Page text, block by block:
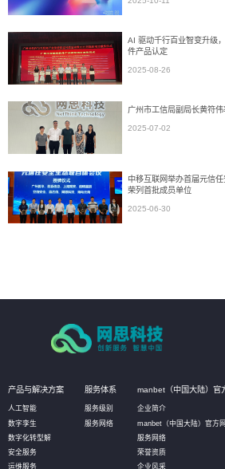
AI 驱动千行百业智变升级
件产品认定
2025-08-26
广州市工信局副局长黄符
2025-07-02
中移互联网举办首届元信
荣列首批成员单位
2025-06-30
产品与解决方案
人工智能
数字孪生
数字化转型解
安全服务
运维服务
服务体系
服务级别
服务网络
manbet（中国大陆）官
企业简介
manbet（中国大陆）官方
服务网络
荣誉资质
企业风采